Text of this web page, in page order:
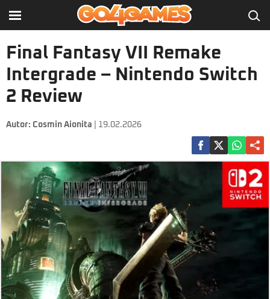
Final Fantasy VII Remake
Intergrade – Nintendo Switch
2 Review
Autor: Cosmin Aionita | 19.02.2026